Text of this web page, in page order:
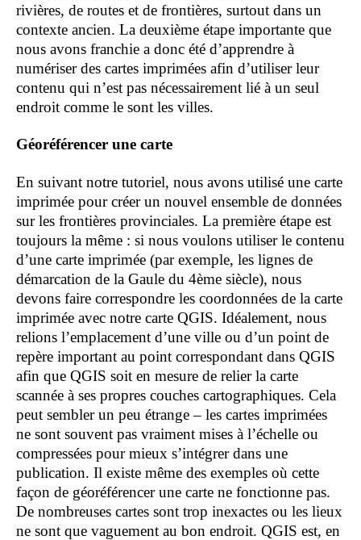
rivières, de routes et de frontières, surtout dans un
contexte ancien. La deuxième étape importante que
nous avons franchie a donc été d’apprendre à
numériser des cartes imprimées afin d’utiliser leur
contenu qui n’est pas nécessairement lié à un seul
endroit comme le sont les villes.
Géoréférencer une carte
En suivant notre tutoriel, nous avons utilisé une carte
imprimée pour créer un nouvel ensemble de données
sur les frontières provinciales. La première étape est
toujours la même : si nous voulons utiliser le contenu
d’une carte imprimée (par exemple, les lignes de
démarcation de la Gaule du 4ème siècle), nous
devons faire correspondre les coordonnées de la carte
imprimée avec notre carte QGIS. Idéalement, nous
relions l’emplacement d’une ville ou d’un point de
repère important au point correspondant dans QGIS
afin que QGIS soit en mesure de relier la carte
scannée à ses propres couches cartographiques. Cela
peut sembler un peu étrange – les cartes imprimées
ne sont souvent pas vraiment mises à l’échelle ou
compressées pour mieux s’intégrer dans une
publication. Il existe même des exemples où cette
façon de géoréférencer une carte ne fonctionne pas.
De nombreuses cartes sont trop inexactes ou les lieux
ne sont que vaguement au bon endroit. QGIS est, en